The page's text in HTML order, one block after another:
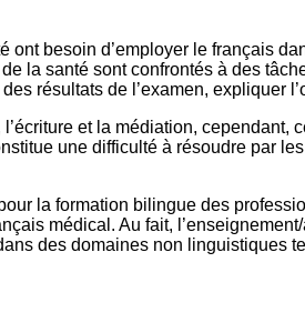
besoin d’employer le français
la santé sont confrontés à des
résultats de l’examen, expliquer
et la médiation,
une difficulté à résoudre par
la formation bilingue des
médical. Au fait,
des domaines non linguistiques